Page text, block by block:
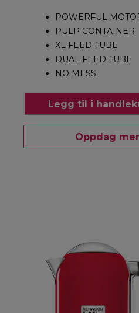
POWERFUL
PULP CONTAINER
XL FEED TUBE
DUAL FEED TUBE
NO MESS
Legg til i
Oppdag mer